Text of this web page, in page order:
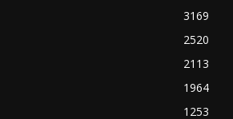
3169
2520
2113
1964
1253